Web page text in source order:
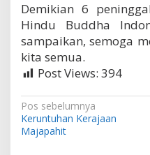
Demikian 6
Hindu Buddha
sampaikan, semoga
kita semua.
Post Views: 394
N
a
Pos sebelumnya
Keruntuhan Kerajaan
Majapahit